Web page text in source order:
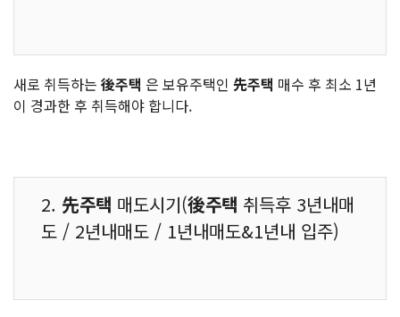
새로 취득하는 後주택 은 보유주택인 先주택 매수 후 최소 1년
이 경과한 후 취득해야 합니다.
2. 先주택 매도시기(後주택 취득후 3년내매
도 / 2년내매도 / 1년내매도&1년내 입주)